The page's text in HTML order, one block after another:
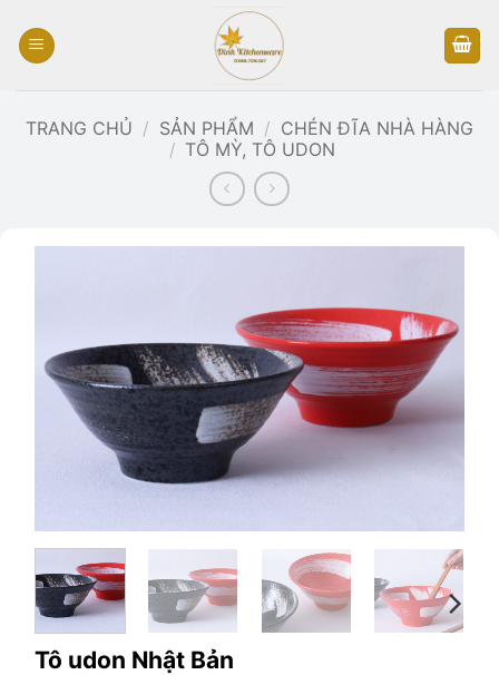
qua
dung
TRANG CHỦ / SẢN PHẨM / CHÉN ĐĨA NHÀ HÀNG
/ TÔ MỲ, TÔ UDON
Tô udon Nhật Bản